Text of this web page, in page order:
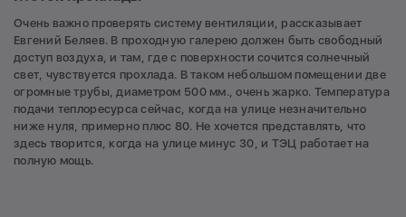
Очень важно проверять систему вентиляции, рассказывает
Евгений Беляев. В проходную галерею должен быть свободный
доступ воздуха, и там, где с поверхности сочится солнечный
свет, чувствуется прохлада. В таком небольшом помещении две
огромные трубы, диаметром 500 мм., очень жарко. Температура
подачи теплоресурса сейчас, когда на улице незначительно
ниже нуля, примерно плюс 80. Не хочется представлять, что
здесь творится, когда на улице минус 30, и ТЭЦ работает на
полную мощь.